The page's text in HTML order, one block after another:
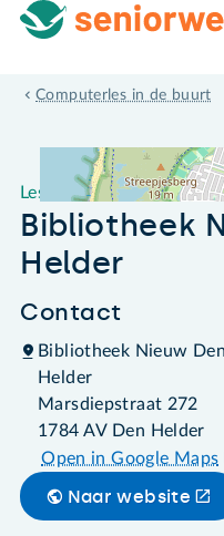
Computerles in de buurt
Leslocatie Bibliotheek
Leslocatie
Bibliotheek
Helder
Contact
Bibliotheek Nieuw Den
Helder
Marsdiepstraat 272
1784 AV Den Helder
Open in Google Maps
Naar website